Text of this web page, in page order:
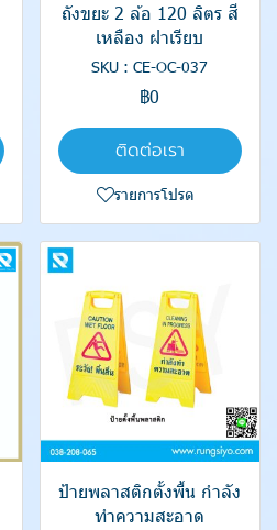
ถังขยะ 2 ล้อ 120 ลิตร สี
เหลือง ฝาเรียบ
SKU : CE-OC-037
฿0
ติดต่อเรา
รายการโปรด
ป้ายพลาสติกตั้งพื้น กำลัง
ทำความสะอาด